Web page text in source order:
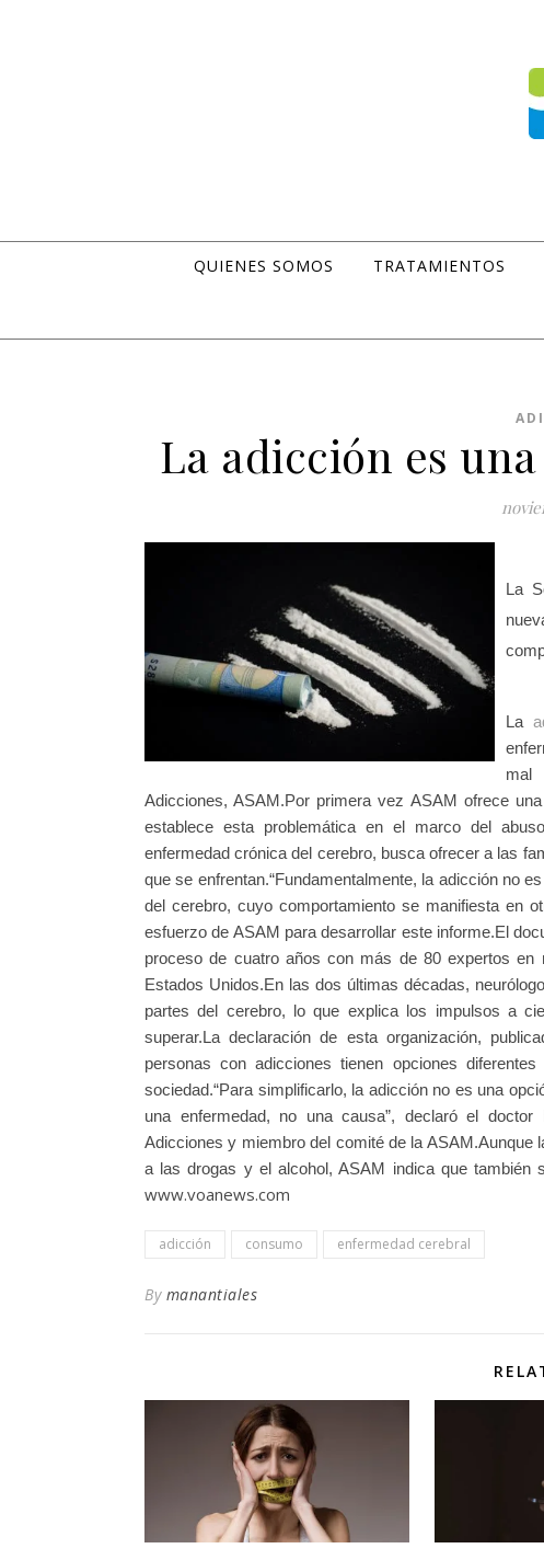
QUIENES SOMOS TRATAMIENTOS
La adicción es
La
La
mal
Adicciones, ASAM.Por primera vez ASAM ofrece
establece esta problemática en el marco del
enfermedad crónica del cerebro, busca ofrecer a las
que se enfrentan.“Fundamentalmente, la adicción no
del cerebro, cuyo comportamiento se manifiesta en
esfuerzo de ASAM para desarrollar este informe.El
proceso de cuatro años con más de 80 expertos en
Estados Unidos.En las dos últimas décadas,
partes del cerebro, lo que explica los impulsos a
superar.La declaración de esta organización,
personas con adicciones tienen opciones
sociedad.“Para simplificarlo, la adicción no es una
una enfermedad, no una causa”, declaró el
Adicciones y miembro del comité de la
a las drogas y el alcohol, ASAM indica que
www.voanews.com
adicción consumo enfermedad cerebral
By manantiales